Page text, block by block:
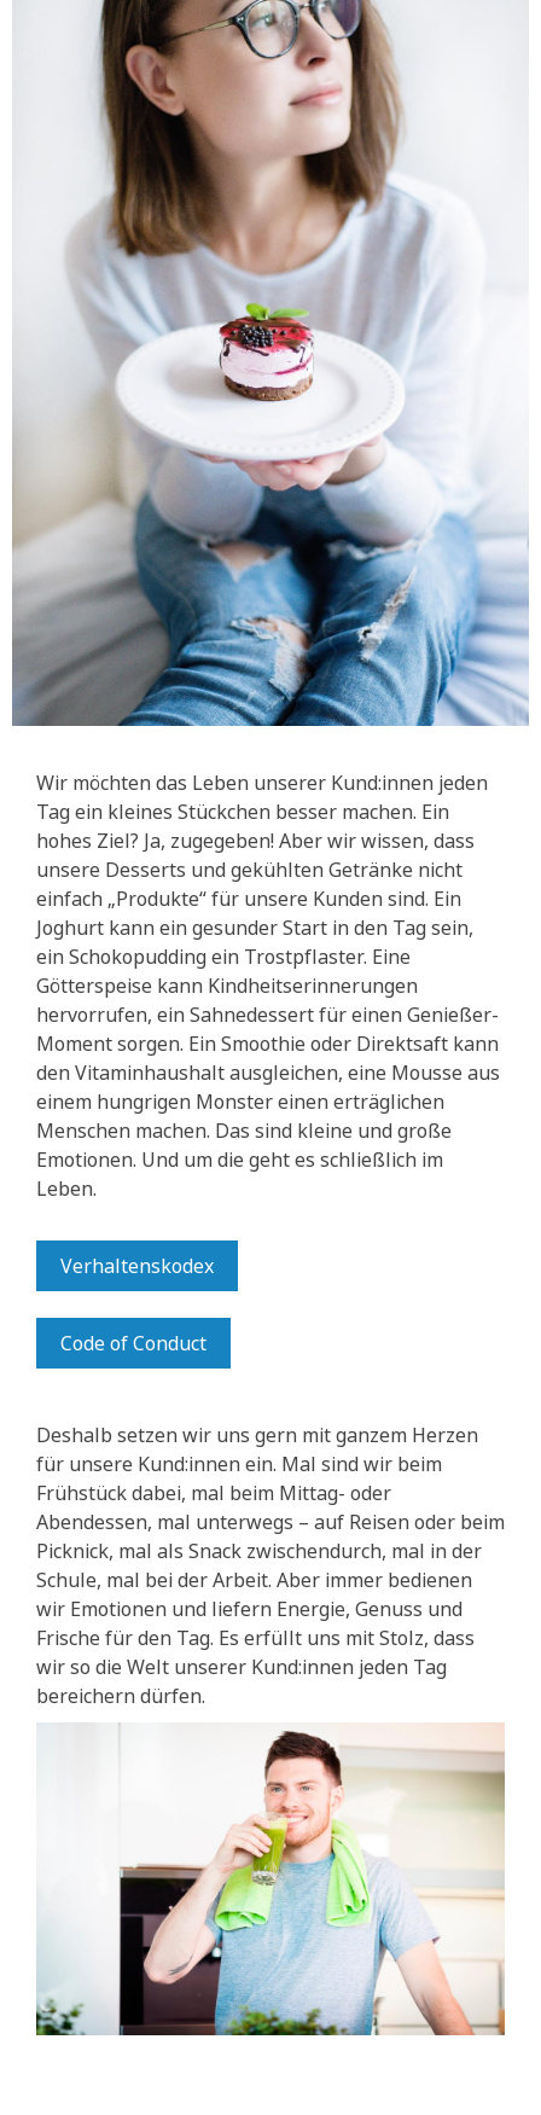
Wir möchten das Leben unserer Kund:innen jeden
Tag ein kleines Stückchen besser machen. Ein
hohes Ziel? Ja, zugegeben! Aber wir wissen, dass
unsere Desserts und gekühlten Getränke nicht
einfach „Produkte“ für unsere Kunden sind. Ein
Joghurt kann ein gesunder Start in den Tag sein,
ein Schokopudding ein Trostpflaster. Eine
Götterspeise kann Kindheitserinnerungen
hervorrufen, ein Sahnedessert für einen Genießer-
Moment sorgen. Ein Smoothie oder Direktsaft kann
den Vitaminhaushalt ausgleichen, eine Mousse aus
einem hungrigen Monster einen erträglichen
Menschen machen. Das sind kleine und große
Emotionen. Und um die geht es schließlich im
Leben.
Verhaltenskodex
Code of Conduct
Deshalb setzen wir uns gern mit ganzem Herzen
für unsere Kund:innen ein. Mal sind wir beim
Frühstück dabei, mal beim Mittag- oder
Abendessen, mal unterwegs – auf Reisen oder beim
Picknick, mal als Snack zwischendurch, mal in der
Schule, mal bei der Arbeit. Aber immer bedienen
wir Emotionen und liefern Energie, Genuss und
Frische für den Tag. Es erfüllt uns mit Stolz, dass
wir so die Welt unserer Kund:innen jeden Tag
bereichern dürfen.